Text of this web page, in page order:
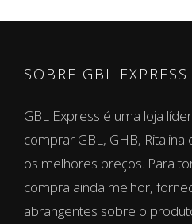
SOBRE GBL EXPRESS
GBL Express é uma loja
comprar GBL, GHB,
os melhores preços. Para
compra ainda melhor,
abrangentes sobre o